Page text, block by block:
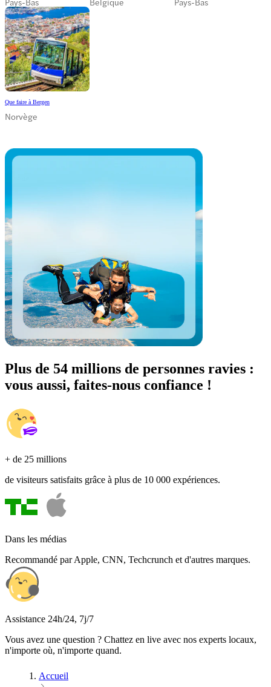
Que faire à Bergen
Norvège
Plus de 54 millions de personnes ravies :
vous aussi, faites-nous confiance !
+ de 25 millions
de visiteurs satisfaits grâce à plus de 10 000 expériences.
Dans les médias
Recommandé par Apple, CNN, Techcrunch et d'autres marques.
Assistance 24h/24, 7j/7
Vous avez une question ? Chattez en live avec nos experts locaux,
n'importe où, n'importe quand.
Accueil